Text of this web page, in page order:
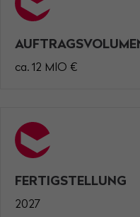
ca. 12 MIO €
FERTIGSTELLUNG
2027